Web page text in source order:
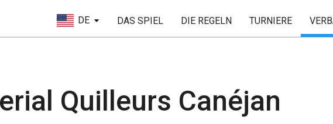
DE DAS SPIEL DIE REGELN TURNIERE
Quilleurs Canéjan